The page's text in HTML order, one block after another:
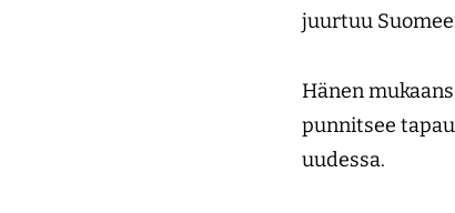
juurtuu
Hänen
punnitsee
uudessa.